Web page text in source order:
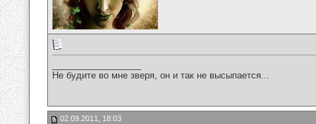
Не будите во мне зверя, он и так не высыпается...
02.09.2011, 18:03